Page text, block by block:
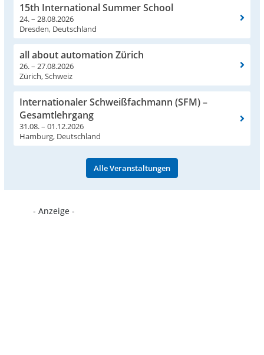
15th International Summer School
24. – 28.08.2026
Dresden, Deutschland
all about automation Zürich
26. – 27.08.2026
Zürich, Schweiz
Internationaler Schweißfachmann (SFM) –
Gesamtlehrgang
31.08. – 01.12.2026
Hamburg, Deutschland
Alle Veranstaltungen
- Anzeige -